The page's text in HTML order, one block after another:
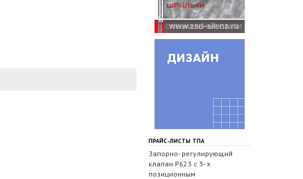
ПРАЙС-ЛИСТЫ ТПА
Запорно- регулирующий
клапан Р623 с 3- х
позиционным